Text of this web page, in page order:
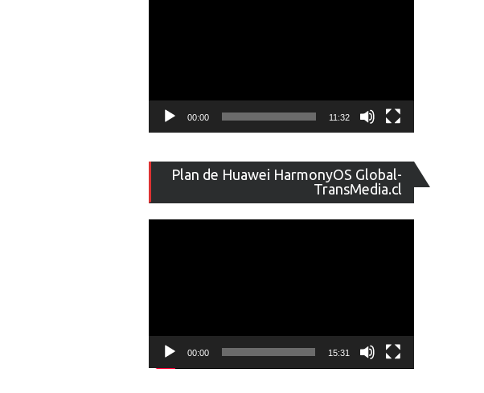
00:00 11:32
Plan de Huawei HarmonyOS Global-
TransMedia.cl
de
vídeo
00:00 15:31